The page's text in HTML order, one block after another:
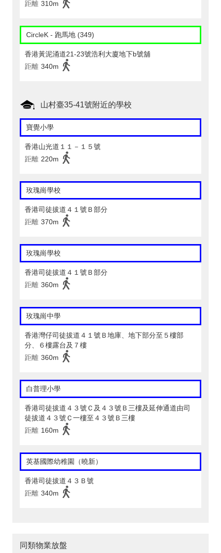
距離 310m
CircleK - 跑馬地 (349)
香港黃泥涌道21-23號浩利大廈地下b號舖
距離 340m
山村臺35-41號附近的學校
寶覺小學
香港山光道１１－１５號
距離 220m
玫瑰崗學校
香港司徒拔道４１號Ｂ部分
距離 370m
玫瑰崗學校
香港司徒拔道４１號Ｂ部分
距離 360m
玫瑰崗中學
香港灣仔司徒拔道４１號Ｂ地庫、地下部分至５樓部
分、６樓露台及７樓
距離 360m
白普理小學
香港司徒拔道４３號Ｃ及４３號Ｂ三樓及延伸通道由司
徒拔道４３號Ｃ一樓至４３號Ｂ三樓
距離 160m
英基國際幼稚園（曉新）
香港司徒拔道４３Ｂ號
距離 340m
同類物業放盤